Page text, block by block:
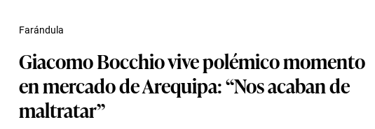
Giacomo Bocchio vive polémico momento
en mercado de Arequipa: “Nos acaban de
maltratar”
Farándula